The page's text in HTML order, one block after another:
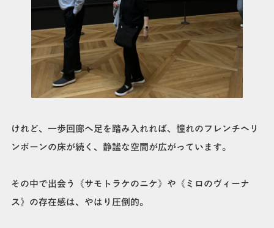
けれど、一歩回廊へ足を踏み入れれば、憧れのフレンチヘリ
ンボーンの床が続く、静謐な空間が広がっています。
その中で出会う《サモトラケのニケ》や《ミロのヴィーナ
ス》の存在感は、やはり圧倒的。